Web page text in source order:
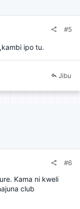
#5
ipo tu.
Jibu
#6
Kama ni kweli
club